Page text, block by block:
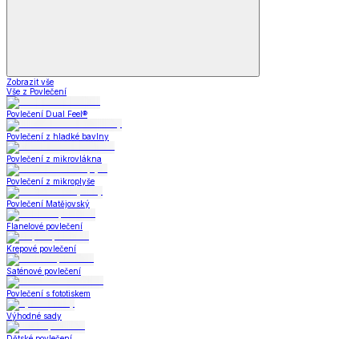
Zobrazit vše
Vše z Povlečení
Povlečení Dual Feel®
Povlečení z hladké bavlny
Povlečení z mikrovlákna
Povlečení z mikroplyše
Povlečení Matějovský
Flanelové povlečení
Krepové povlečení
Saténové povlečení
Povlečení s fototiskem
Výhodné sady